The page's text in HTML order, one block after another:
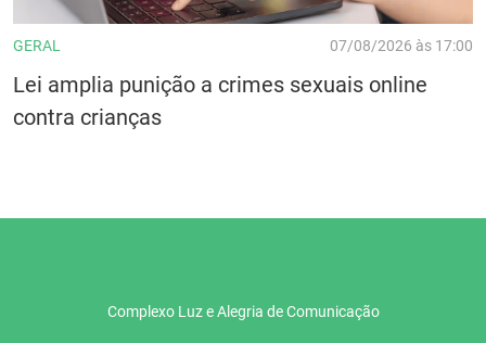
GERAL 07/08/2026 às 17:00
Lei amplia punição a crimes sexuais online
contra crianças
Complexo Luz e Alegria de Comunicação